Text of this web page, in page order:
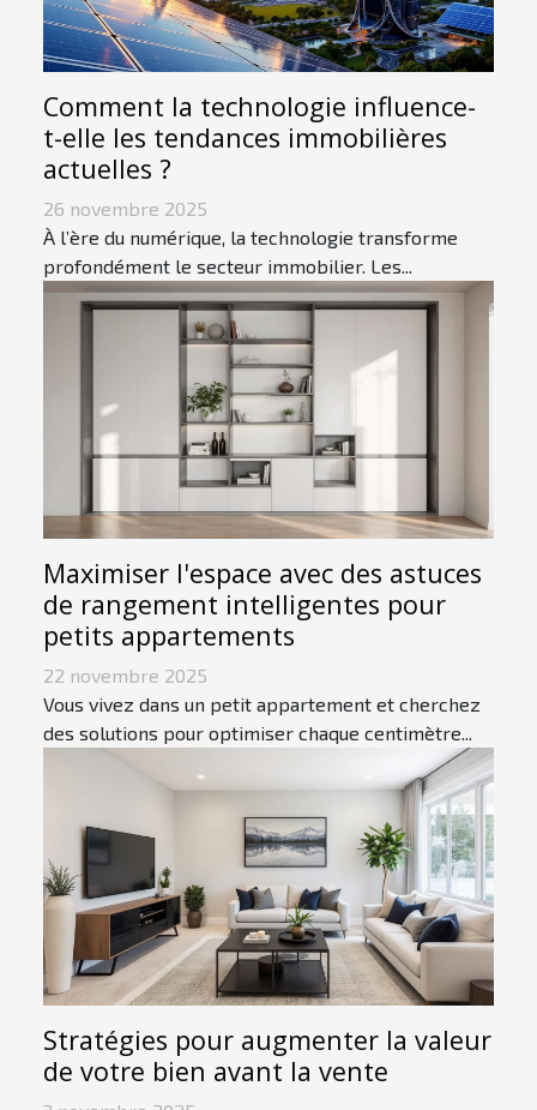
Comment la technologie influence-
t-elle les tendances immobilières
actuelles ?
26 novembre 2025
À l’ère du numérique, la technologie transforme
profondément le secteur immobilier. Les...
Maximiser l'espace avec des astuces
de rangement intelligentes pour
petits appartements
22 novembre 2025
Vous vivez dans un petit appartement et cherchez
des solutions pour optimiser chaque centimètre...
Stratégies pour augmenter la valeur
de votre bien avant la vente